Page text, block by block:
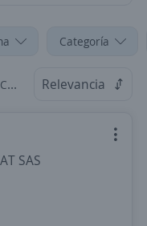
Categoría
Relevancia
SAS